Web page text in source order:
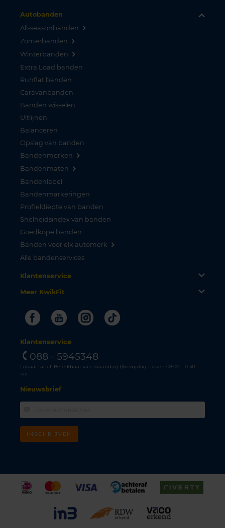
Autobanden
All-seasonbanden
Zomerbanden
Winterbanden
Extra Load banden
Runflat banden
Caravanbanden
Banden wisselen
Uitlijnen
Balanceren
Opslag van banden
Bandenmerken
Bandenmaten
Bandenlabel
Bandenmarkeringen
Profieldiepte van banden
Snelheidsindex van banden
Goedkope banden
Banden voor elk automerk
Alle bandenservices
Klantenservice
Meer KwikFit
FacebookYoutubeInstagram
Tiktok
Klantenservice
088 - 5945348
Lokaal tarief. Bereikbaar van maandag t/m vrijdag tussen 08.00 - 17.30
uur.
Nieuwsbrief
INSCHRIJVEN